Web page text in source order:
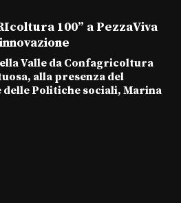
100” a PezzaViva
Valle da Confagricoltura
alla presenza del
Politiche sociali, Marina